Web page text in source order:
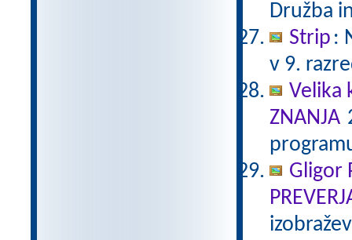
Družba
Strip :
v 9.
Velika
ZNANJA
Gligor